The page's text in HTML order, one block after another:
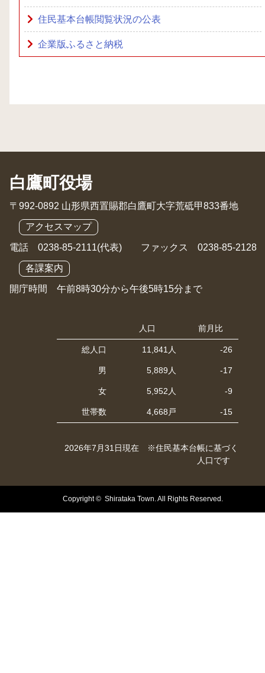
住民基本台帳閲覧状況の公表
企業版ふるさと納税
白鷹町役場
〒992-0892 山形県西置賜郡白鷹町大字荒砥甲833番地
アクセスマップ
電話 0238-85-2111(代表) ファックス 0238-85-2128
各課案内
開庁時間 午前8時30分から午後5時15分まで
人口 前月比
総人口 11,841人 -26
男 5,889人 -17
女 5,952人 -9
世帯数 4,668戸 -15
2026年7月31日現在 ※住民基本台帳に基づく
人口です
Copyright © Shirataka Town. All Rights Reserved.